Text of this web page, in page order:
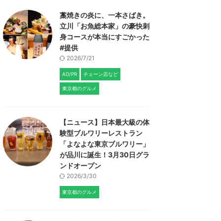
藁焼きの炎に、一本さばき。
立川「お魚総本家」の豪快刺
身コースが本当にすごかった
#提供
2026/7/21
AD/PR チェーン店など
東京都のグルメ
【ニュース】日本最大級の体
験型ブルワリーレストラン
「よなよな東京ブルワリー」
が品川に誕生！3月30日グラ
ンドオープン
2026/3/30
東京都のグルメ